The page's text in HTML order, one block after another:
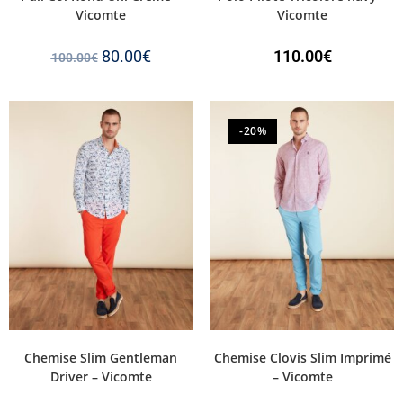
Vicomte
100.00€ 80.00€
Vicomte
110.00€
Chemise Slim Gentleman
Driver – Vicomte
-20%
Chemise Clovis Slim Imprimé
– Vicomte